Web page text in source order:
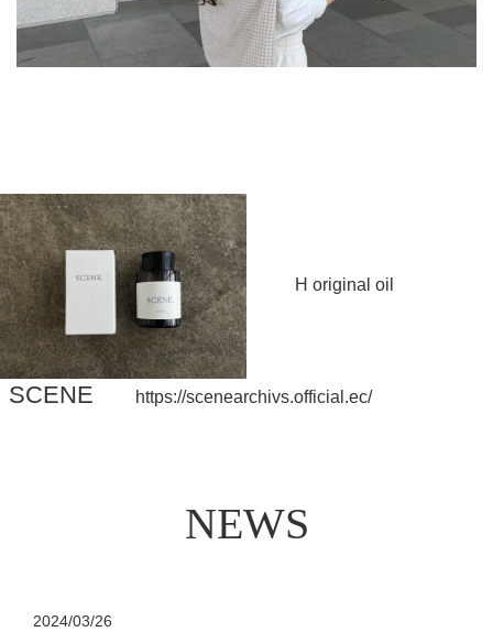
H original oil
SCENE https://scenearchivs.official.ec/
NEWS
2024/03/26